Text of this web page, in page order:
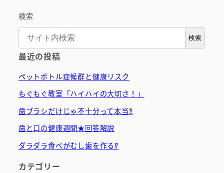
検索
検索
最近の投稿
ペットボトル症候群と健康リスク
もぐもぐ教室「ハイハイの大切さ！」
歯ブラシだけじゃ不十分って本当⁈
歯と口の健康週間★回答解説
ダラダラ食べがむし歯を作る⁉
カテゴリー